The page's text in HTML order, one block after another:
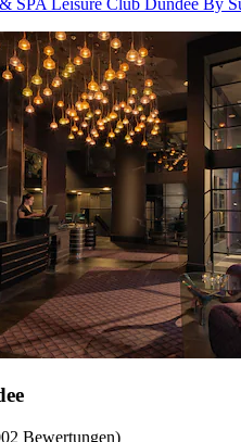
SPA Leisure Club Dundee By
Bewertungen)